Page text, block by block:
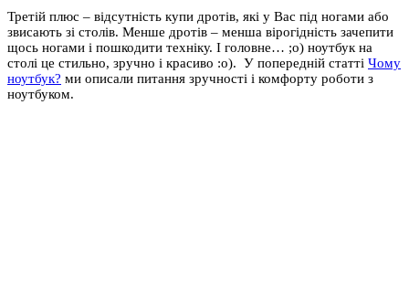
Третій плюс – відсутність купи дротів, які у Вас під ногами або
звисають зі столів. Менше дротів – менша вірогідність зачепити
щось ногами і пошкодити техніку. І головне… ;о) ноутбук на
столі це стильно, зручно і красиво :о). У попередній статті Чому
ноутбук? ми описали питання зручності і комфорту роботи з
ноутбуком.